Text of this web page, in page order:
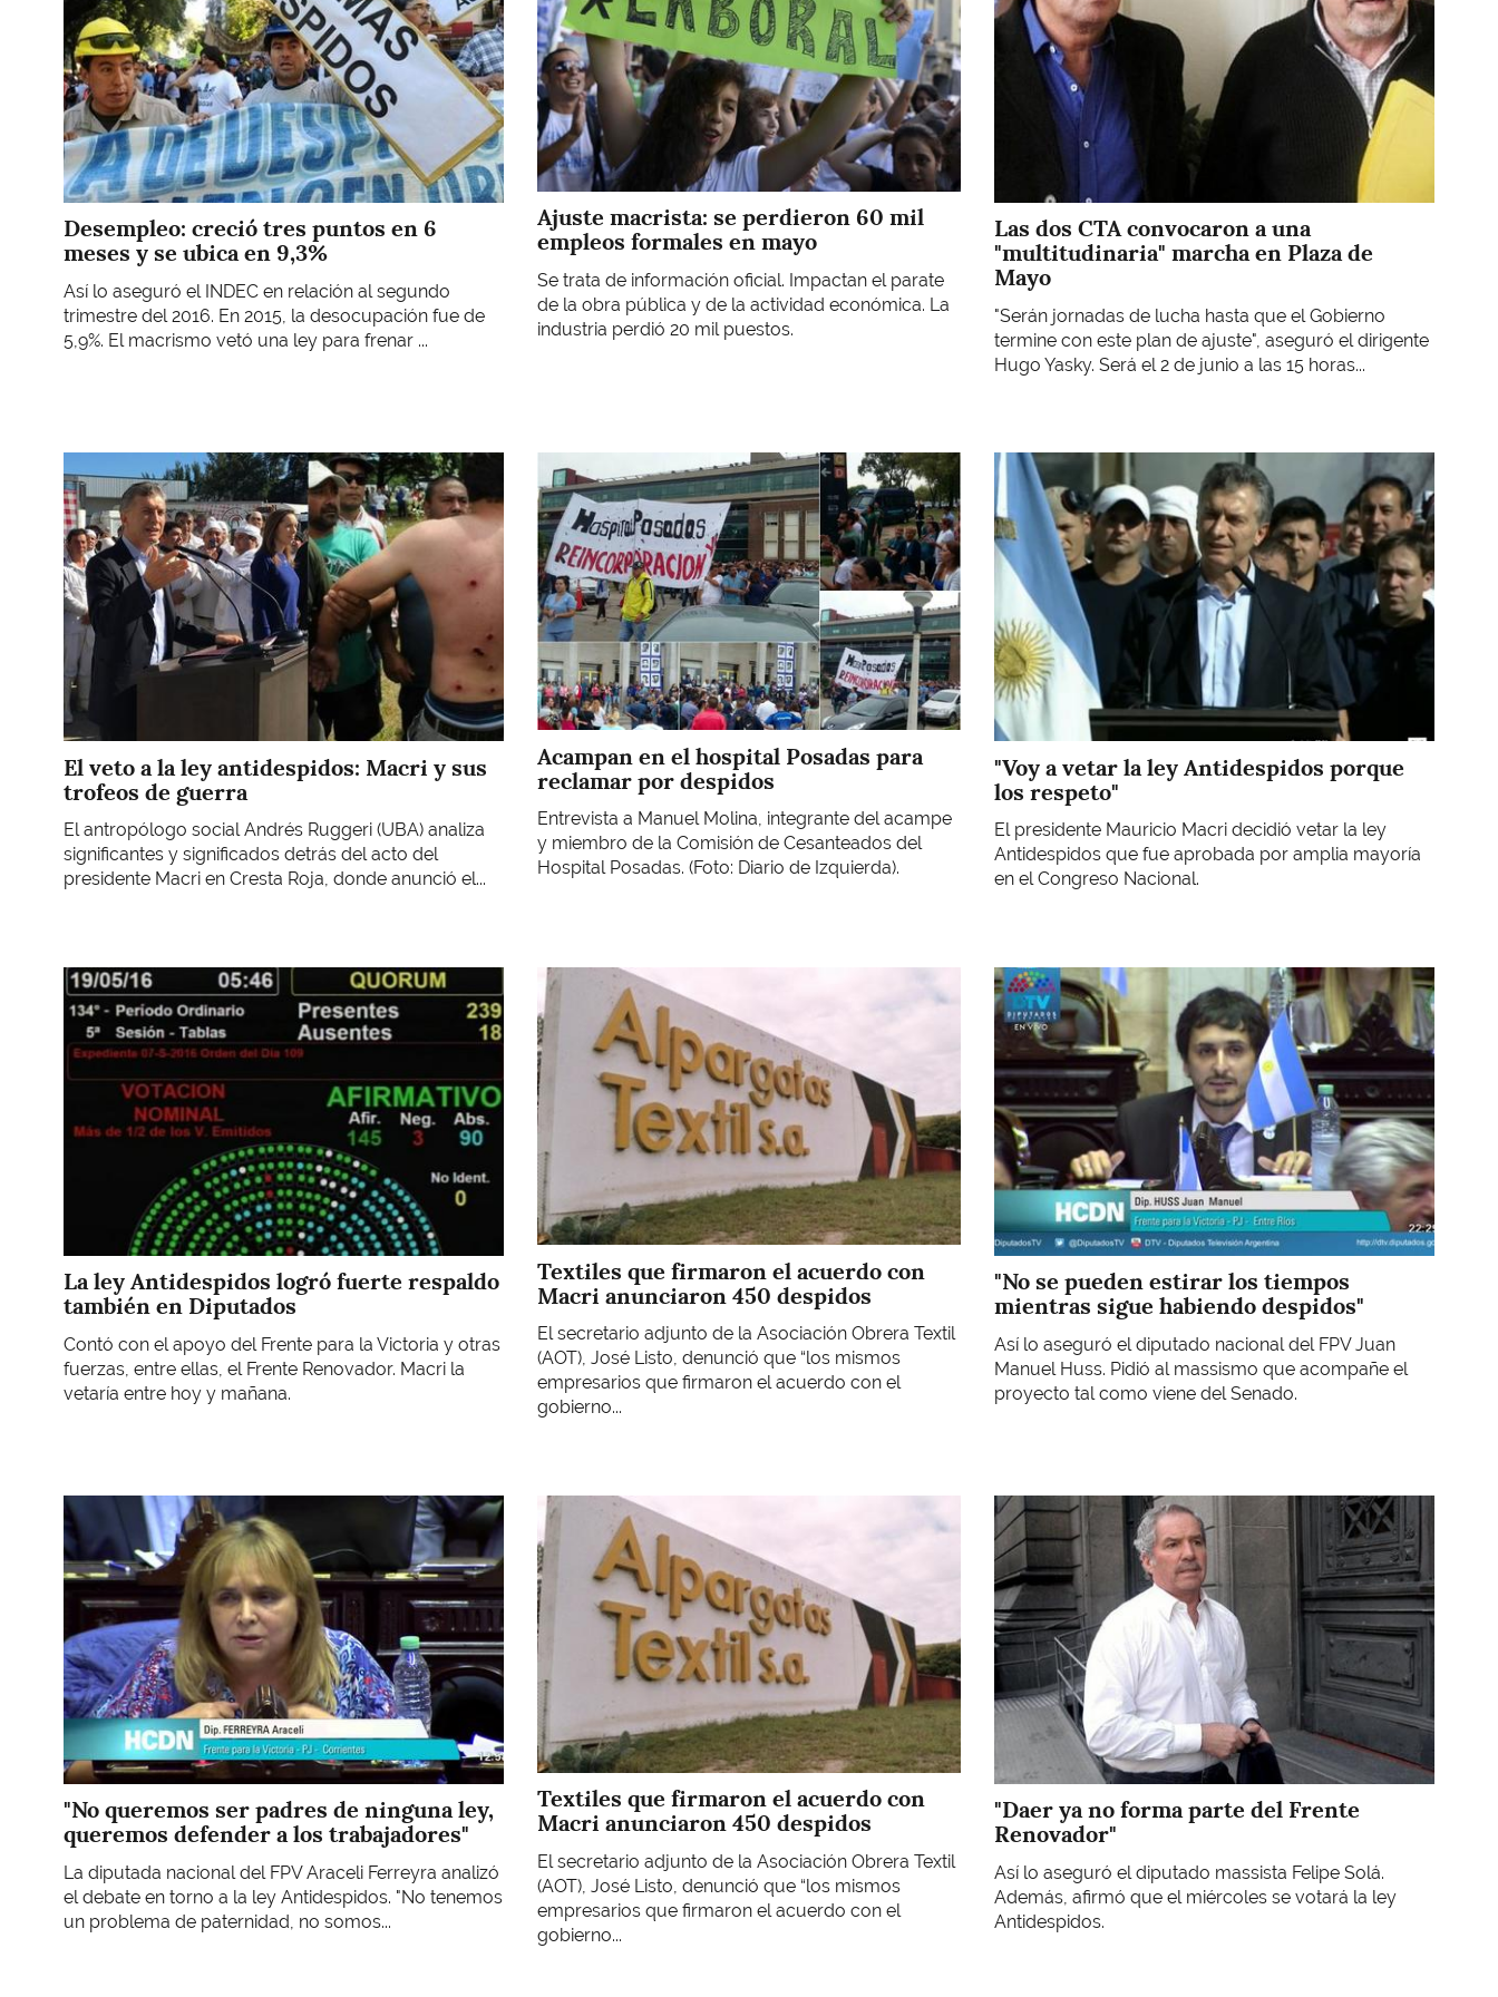
Desempleo: creció tres puntos en 6
meses y se ubica en 9,3%
Así lo aseguró el INDEC en relación al segundo
trimestre del 2016. En 2015, la desocupación fue de
5,9%. El macrismo vetó una ley para frenar ...
Ajuste macrista: se perdieron 60 mil
empleos formales en mayo
Se trata de información oficial. Impactan el parate
de la obra pública y de la actividad económica. La
industria perdió 20 mil puestos.
Las dos CTA convocaron a una
"multitudinaria" marcha en Plaza de
Mayo
"Serán jornadas de lucha hasta que el Gobierno
termine con este plan de ajuste", aseguró el dirigente
Hugo Yasky. Será el 2 de junio a las 15 horas...
El veto a la ley antidespidos: Macri y sus
trofeos de guerra
El antropólogo social Andrés Ruggeri (UBA) analiza
significantes y significados detrás del acto del
presidente Macri en Cresta Roja, donde anunció el...
Imagen
Acampan en el hospital Posadas para
reclamar por despidos
Entrevista a Manuel Molina, integrante del acampe
y miembro de la Comisión de Cesanteados del
Hospital Posadas. (Foto: Diario de Izquierda).
Imagen
"Voy a vetar la ley Antidespidos porque
los respeto"
El presidente Mauricio Macri decidió vetar la ley
Antidespidos que fue aprobada por amplia mayoría
en el Congreso Nacional.
Imagen
La ley Antidespidos logró fuerte respaldo
también en Diputados
Contó con el apoyo del Frente para la Victoria y otras
fuerzas, entre ellas, el Frente Renovador. Macri la
vetaría entre hoy y mañana.
Imagen
Textiles que firmaron el acuerdo con
Macri anunciaron 450 despidos
El secretario adjunto de la Asociación Obrera Textil
(AOT), José Listo, denunció que “los mismos
empresarios que firmaron el acuerdo con el
gobierno...
Imagen
"No se pueden estirar los tiempos
mientras sigue habiendo despidos"
Así lo aseguró el diputado nacional del FPV Juan
Manuel Huss. Pidió al massismo que acompañe el
proyecto tal como viene del Senado.
Imagen
"No queremos ser padres de ninguna ley,
queremos defender a los trabajadores"
La diputada nacional del FPV Araceli Ferreyra analizó
el debate en torno a la ley Antidespidos. "No tenemos
un problema de paternidad, no somos...
Imagen
Textiles que firmaron el acuerdo con
Macri anunciaron 450 despidos
El secretario adjunto de la Asociación Obrera Textil
(AOT), José Listo, denunció que “los mismos
empresarios que firmaron el acuerdo con el
gobierno...
Imagen
"Daer ya no forma parte del Frente
Renovador"
Así lo aseguró el diputado massista Felipe Solá.
Además, afirmó que el miércoles se votará la ley
Antidespidos.